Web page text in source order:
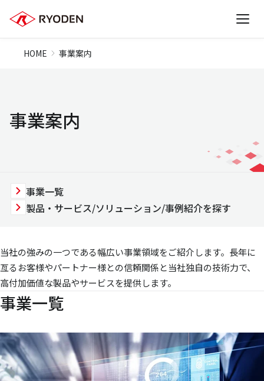
HOME 事業案内
事業案内
事業一覧
製品・サービス/ソリューション/事例紹介を探す
当社の強みの一つである幅広い事業領域をご紹介します。長年に
亙るお客様やパートナー様との信頼関係と当社独自の技術力で、
高付加価値な製品やサービスを提供します。
事業一覧